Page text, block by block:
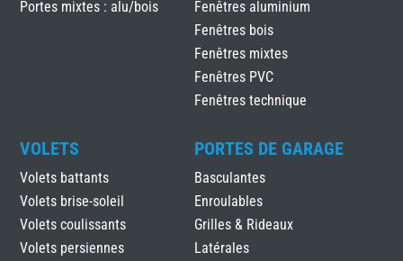
Portes mixtes : alu/bois
Fenêtres aluminium
Fenêtres bois
Fenêtres mixtes
Fenêtres PVC
Fenêtres technique
VOLETS
Volets battants
Volets brise-soleil
Volets coulissants
Volets persiennes
PORTES DE GARAGE
Basculantes
Enroulables
Grilles & Rideaux
Latérales